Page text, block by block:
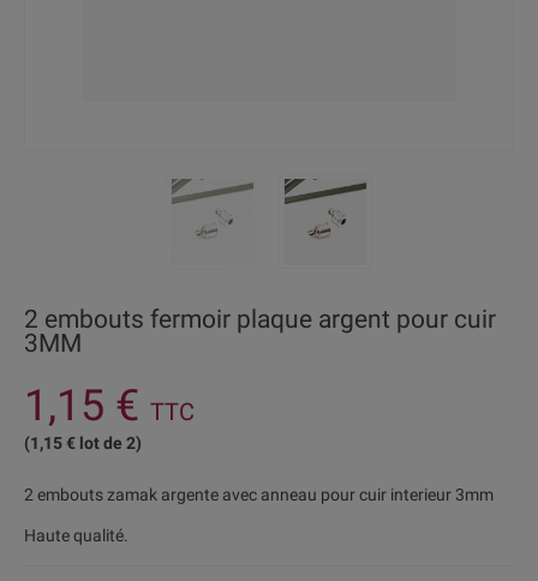
2 embouts fermoir plaque argent pour cuir
3MM
1,15 € TTC
(1,15 € lot de 2)
2 embouts zamak argente avec anneau pour cuir interieur 3mm
Haute qualité.